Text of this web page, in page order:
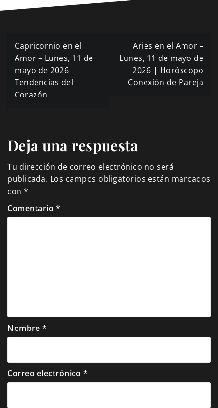
Navegación
de
entradas
Capricornio en el
Amor – Lunes, 11 de
mayo de 2026 |
Tendencias del
Corazón
Aries en el Amor –
Lunes, 11 de mayo de
2026 | Horóscopo
Conexión de Pareja
Deja una respuesta
Tu dirección de correo electrónico no será
publicada. Los campos obligatorios están marcados
con *
Comentario *
Nombre *
Correo electrónico *